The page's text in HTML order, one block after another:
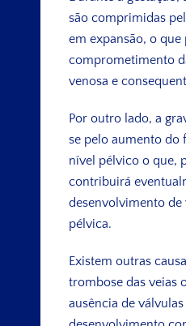
são comprimidas
em expansão, o que
comprometimento
venosa e
Por outro lado, a
se pelo aumento do
nível pélvico o que,
contribuirá
desenvolvimento de
pélvica.
Existem outras
trombose das veias
ausência de